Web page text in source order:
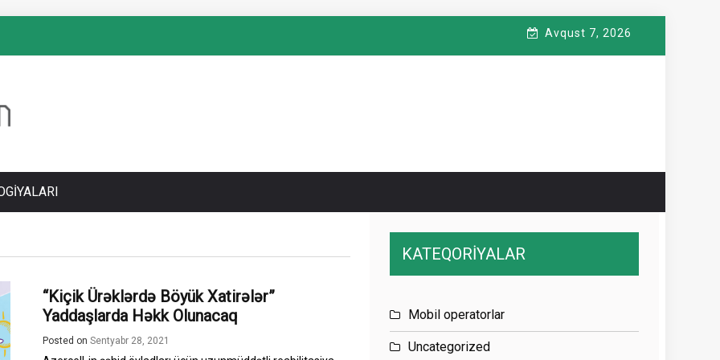
Avqust 7, 2026
“Kiçik Ürəklərdə Böyük Xatirələr”
Yaddaşlarda Həkk Olunacaq
Posted on Sentyabr 28, 2021
KATEQORİYALAR
Mobil operatorlar
Uncategorized